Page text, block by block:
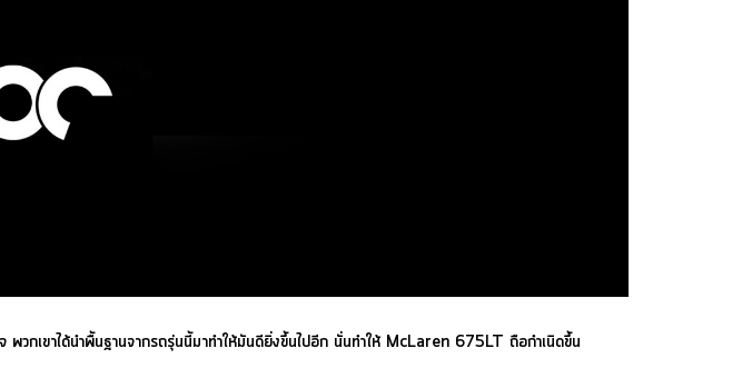
กเขาได้นำพื้นฐานจากรถรุ่นนี้มาทำให้มันดียิ่งขึ้นไปอีก นั่นทำให้ McLaren 675LT ถือกำเนิดขึ้น